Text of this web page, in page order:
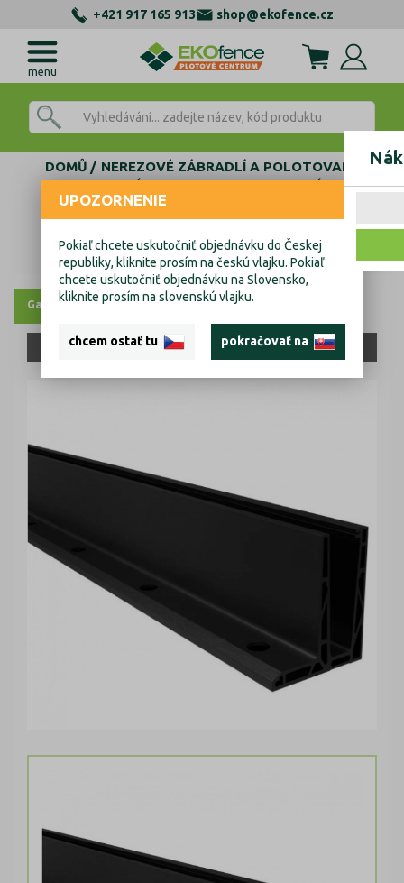
+421 917 165 913 shop@ekofence.cz
menu
DOMŮ
NEREZOVÉ ZÁBRADLÍ A POLOTOVARY
AL KOTEVNÍ PROFILY
FIX - BEZ NAKLÁPANÍ
VRCHNÍ TVAR L
Al kotvící profil - kotvení vrchní
Galerie
JEN OSOBNÍ ODBĚR
UPOZORNENIE
Pokiaľ chcete uskutočniť objednávku do Českej
republiky, kliknite prosím na českú vlajku. Pokiaľ
chcete uskutočniť objednávku na Slovensko,
kliknite prosím na slovenskú vlajku.
chcem ostať tu pokračovať na